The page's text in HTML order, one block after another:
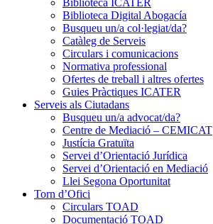
Biblioteca Digital Abogacía
Busqueu un/a col·legiat/da?
Catàleg de Serveis
Circulars i comunicacions
Normativa professional
Ofertes de treball i altres ofertes
Guies Pràctiques ICATER
Serveis als Ciutadans
Busqueu un/a advocat/da?
Centre de Mediació – CEMICAT
Justícia Gratuïta
Servei d’Orientació Jurídica
Servei d’Orientació en Mediació
Llei Segona Oportunitat
Torn d’Ofici
Circulars TOAD
Documentació TOAD